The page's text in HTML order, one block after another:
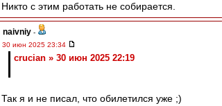
Никто с этим работать не собирается.
naivniy -
30 июн 2025 23:34
crucian » 30 июн 2025 22:19
Так я и не писал, что обилетился уже ;)